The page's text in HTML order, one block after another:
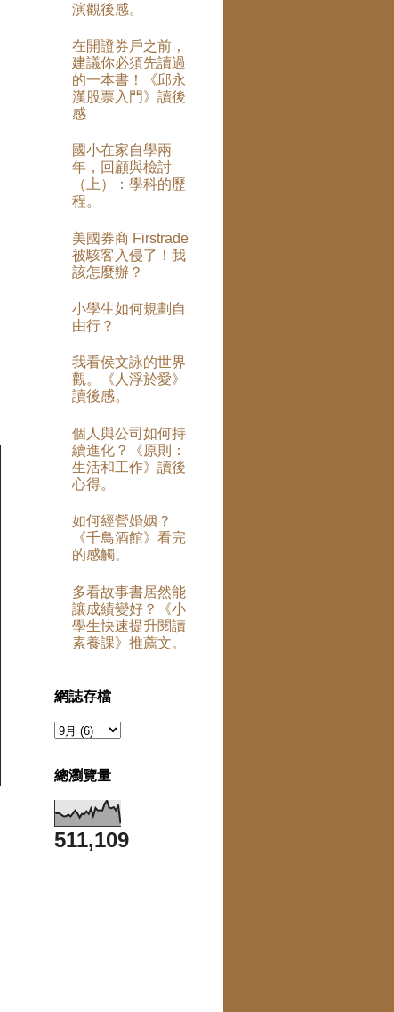
演觀後感。
在開證券戶之前，
建議你必須先讀過
的一本書！《邱永
漢股票入門》讀後
感
國小在家自學兩
年，回顧與檢討
（上）：學科的歷
程。
美國券商 Firstrade
被駭客入侵了！我
該怎麼辦？
小學生如何規劃自
由行？
我看侯文詠的世界
觀。《人浮於愛》
讀後感。
個人與公司如何持
續進化？《原則：
生活和工作》讀後
心得。
如何經營婚姻？
《千鳥酒館》看完
的感觸。
多看故事書居然能
讓成績變好？《小
學生快速提升閱讀
素養課》推薦文。
網誌存檔
總瀏覽量
511,109